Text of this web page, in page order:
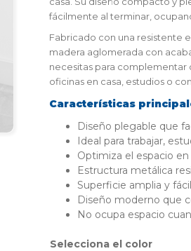
fácilmente al terminar,
Fabricado con una resistente
madera aglomerada con
necesitas para complementar
oficinas en casa, estudios o
Características
Diseño plegable que
Ideal para trabajar,
Optimiza el espacio
Estructura metálica
Superficie amplia y
Diseño moderno que
No ocupa espacio
color